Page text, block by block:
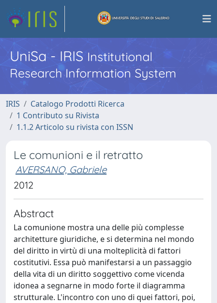
UniSa - IRISInstitutional
Research Information System
IRIS
Catalogo Prodotti Ricerca
1 Contributo su Rivista
1.1.2 Articolo su rivista con ISSN
Le comunioni e il retratto
AVERSANO, Gabriele
2012
Abstract
La comunione mostra una delle più complesse
architetture giuridiche, e si determina nel mondo
del diritto in virtù di una molteplicità di fattori
costitutivi. Essa può manifestarsi a un passaggio
della vita di un diritto soggettivo come vicenda
idonea a segnarne in modo forte il diagramma
strutturale. L'incontro con uno di quei fattori, poi,